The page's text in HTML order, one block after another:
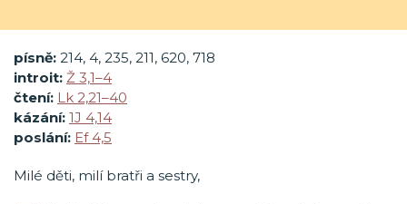
písně: 214, 4, 235, 211, 620, 718
introit: Ž 3,1–4
čtení: Lk 2,21–40
kázání: 1J 4,14
poslání: Ef 4,5
Milé děti, milí bratři a sestry,